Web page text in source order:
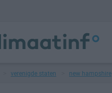
verenigde staten new hampshire